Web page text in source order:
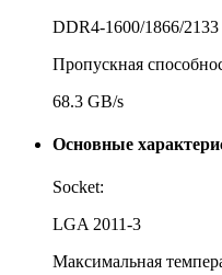
DDR4-1600/1866/2133
Пропускная
68.3 GB/s
Основные
Socket:
LGA 2011-3
Максимальная